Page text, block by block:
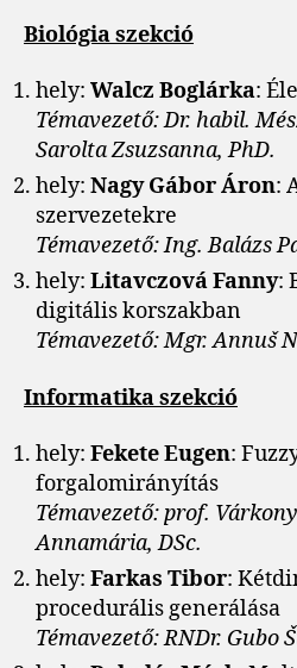
Biológia szekció
hely: Walcz Boglárka:
Témavezető: Dr. habil.
Sarolta Zsuzsanna, PhD.
hely: Nagy Gábor Áron:
szervezetekre
Témavezető: Ing. Balázs
hely: Litavczová Fanny:
digitális korszakban
Témavezető: Mgr. Annuš
Informatika szekció
hely: Fekete Eugen:
forgalomirányítás
Témavezető: prof.
Annamária, DSc.
hely: Farkas Tibor:
procedurális generálása
Témavezető: RNDr. Gubo